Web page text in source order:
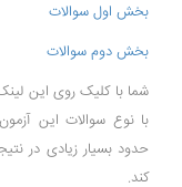
بخش اول سوالات
بخش دوم سوالات
شما با کلیک روی این
با نوع سوالات این
حدود بسیار زیادی در
کند.